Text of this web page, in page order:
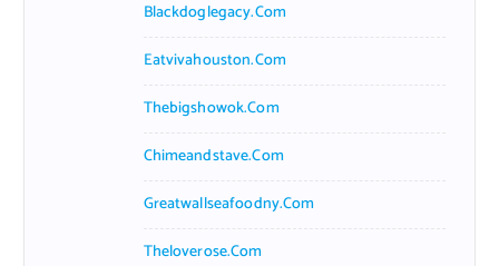
Blackdoglegacy.com
Eatvivahouston.com
Thebigshowok.com
Chimeandstave.com
Greatwallseafoodny.com
Theloverose.com